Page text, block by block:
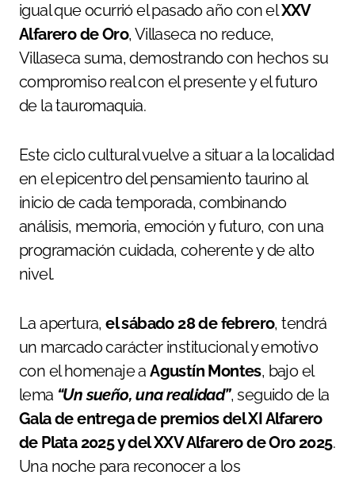
igual que ocurrió el pasado año con elXXV
Alfarero de Oro, Villaseca no reduce,
Villaseca suma, demostrando con hechos su
compromiso real con el presente y el futuro
de la tauromaquia.
Este ciclo cultural vuelve a situar a la localidad
en el epicentro del pensamiento taurino al
inicio de cada temporada, combinando
análisis, memoria, emoción y futuro, con una
programación cuidada, coherente y de alto
nivel.
La apertura, el sábado 28 de febrero, tendrá
un marcado carácter institucional y emotivo
con el homenaje aAgustín Montes, bajo el
lema “Un sueño, una realidad”, seguido de la
Gala de entrega de premios del XI Alfarero
de Plata 2025 y del XXV Alfarero de Oro 2025.
Una noche para reconocer a los